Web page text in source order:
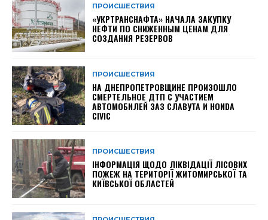
ПРОИСШЕСТВИЯ
«УКРТРАНСНАФТА» НАЧАЛА ЗАКУПКУ
НЕФТИ ПО СНИЖЕННЫМ ЦЕНАМ ДЛЯ
СОЗДАНИЯ РЕЗЕРВОВ
ПРОИСШЕСТВИЯ
НА ДНЕПРОПЕТРОВЩИНЕ ПРОИЗОШЛО
СМЕРТЕЛЬНОЕ ДТП С УЧАСТИЕМ
АВТОМОБИЛЕЙ ЗАЗ СЛАВУТА И HONDA
CIVIC
ПРОИСШЕСТВИЯ
ІНФОРМАЦІЯ ЩОДО ЛІКВІДАЦІЇ ЛІСОВИХ
ПОЖЕЖ НА ТЕРИТОРІЇ ЖИТОМИРСЬКОЇ ТА
КИЇВСЬКОЇ ОБЛАСТЕЙ